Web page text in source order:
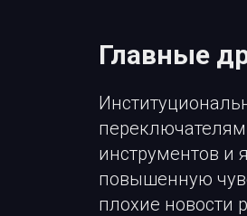
Главные
инструментов и
повышенную
плохие новости